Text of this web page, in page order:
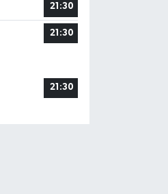
21:30
21:30
21:30